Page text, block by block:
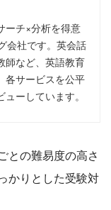
ーチ×分析を得意
会社です。英会話
師など、英語教育
各サービスを公平
ーしています。
との難易度の高さ
かりとした受験対